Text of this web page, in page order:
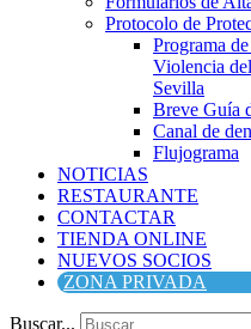
Protocolo de
Programa
Violencia
Sevilla
Breve Guía
Canal de
Flujograma
NOTICIAS
RESTAURANTE
CONTACTAR
TIENDA ONLINE
NUEVOS SOCIOS
ZONA PRIVADA
Buscar...